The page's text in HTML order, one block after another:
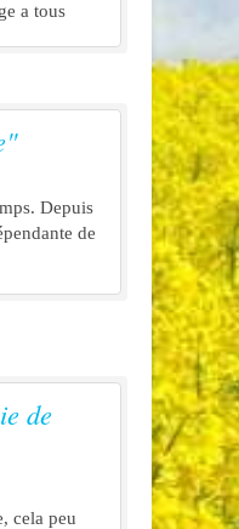
a tous
Depuis
de
de
cela peu